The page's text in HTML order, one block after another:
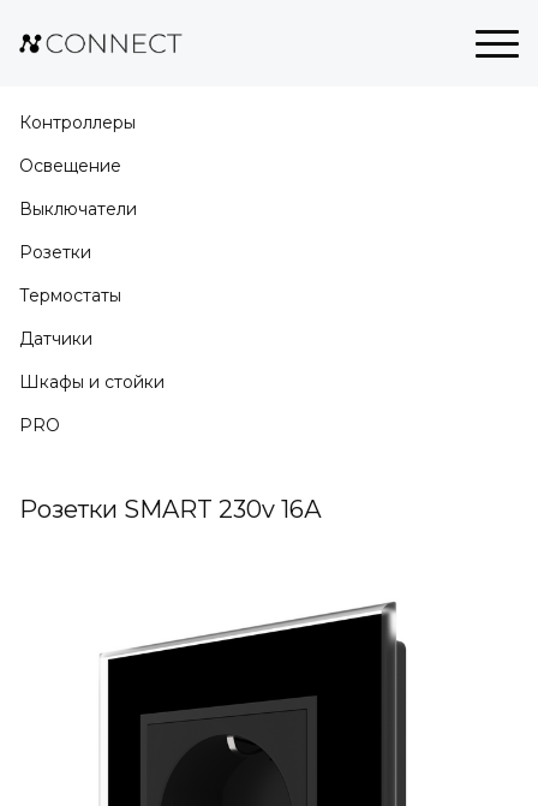
Контроллеры
Освещение
Выключатели
Розетки
Термостаты
Датчики
Шкафы и стойки
PRO
Розетки SMART 230v 16А